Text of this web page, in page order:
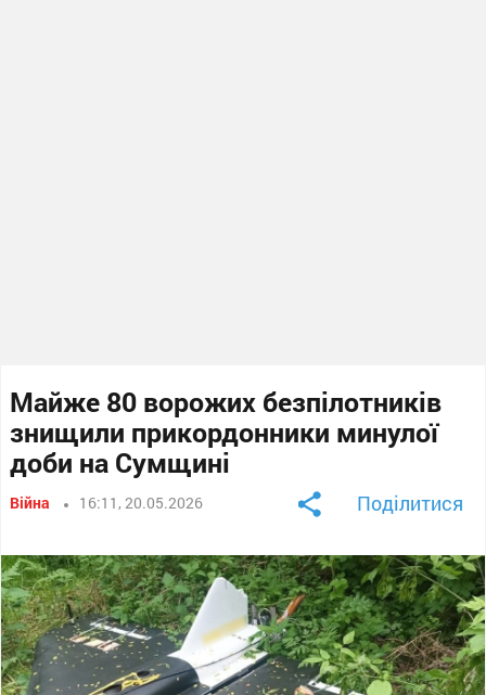
Майже 80 ворожих безпілотників
знищили прикордонники минулої
доби на Сумщині
Війна 16:11, 20.05.2026 Поділитися